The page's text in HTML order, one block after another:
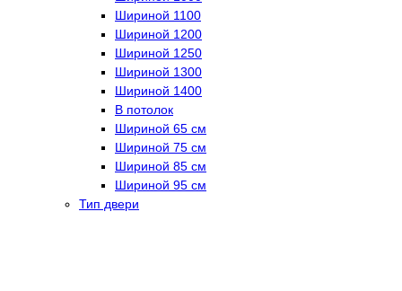
Шириной 1100
Шириной 1200
Шириной 1250
Шириной 1300
Шириной 1400
В потолок
Шириной 65 см
Шириной 75 см
Шириной 85 см
Шириной 95 см
Тип двери